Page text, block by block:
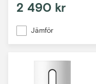
2 490 kr
Jämför